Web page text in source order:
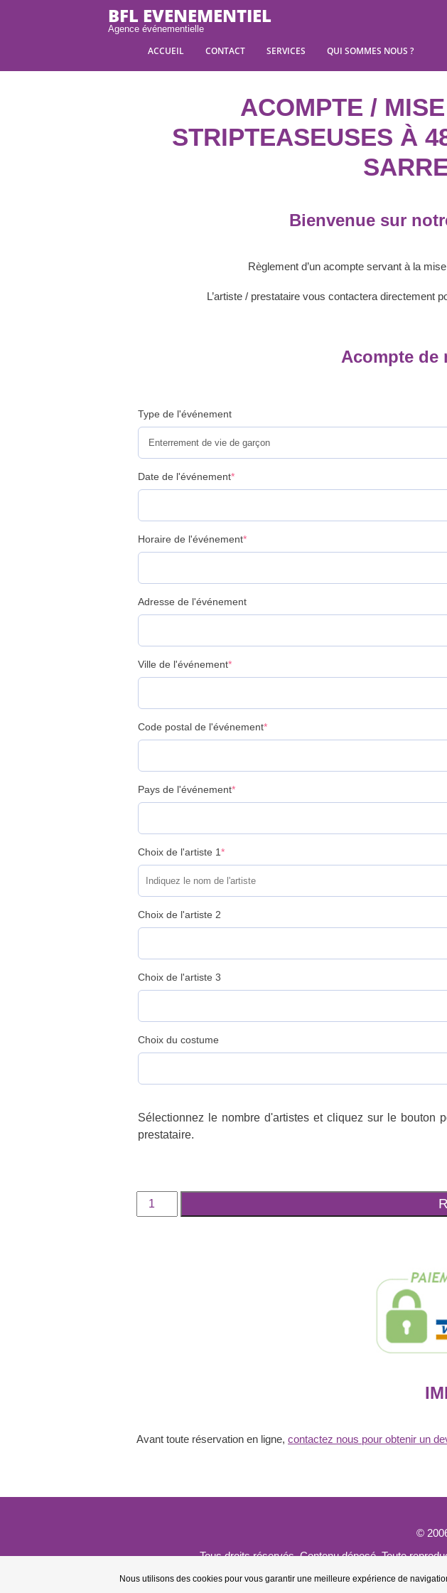
BFL EVENEMENTIEL
Agence événementielle
ACCUEIL CONTACT SERVICES QUI SOMMES NOUS ?
ACOMPTE /
STRIPTEASEUSES À
Bienvenue sur
Règlement d’un acompte servant à la
L’artiste / prestataire vous contactera directement
Acompte de
Type de l'événement
Date de l'événement*
Horaire de l'événement*
Adresse de l'événement
Ville de l'événement*
Code postal de l'événement*
Pays de l'événement*
Choix de l'artiste 1*
Choix de l'artiste 2
Choix de l'artiste 3
Choix du costume
Sélectionnez le nombre d'artistes et cliquez sur le bouton
prestataire.
quantité
Sarrebourg
Avant toute réservation en ligne, contactez nous pour obtenir un
©
Tous droits réservés. Contenu déposé. Toute
CGV - CGU|
Nous utilisons des cookies pour vous garantir une meilleure expérience de